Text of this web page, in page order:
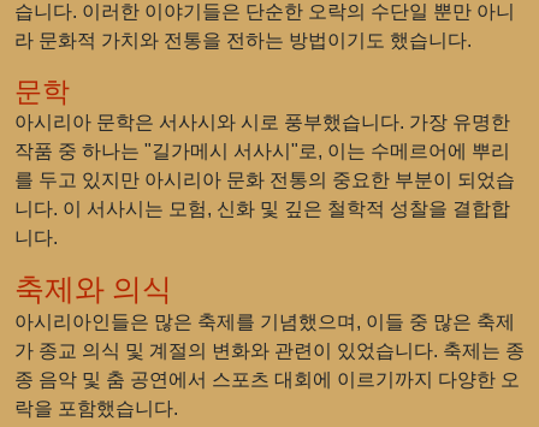
습니다. 이러한 이야기들은 단순한 오락의 수단일 뿐만 아니
라 문화적 가치와 전통을 전하는 방법이기도 했습니다.
문학
아시리아 문학은 서사시와 시로 풍부했습니다. 가장 유명한
작품 중 하나는 "길가메시 서사시"로, 이는 수메르어에 뿌리
를 두고 있지만 아시리아 문화 전통의 중요한 부분이 되었습
니다. 이 서사시는 모험, 신화 및 깊은 철학적 성찰을 결합합
니다.
축제와 의식
아시리아인들은 많은 축제를 기념했으며, 이들 중 많은 축제
가 종교 의식 및 계절의 변화와 관련이 있었습니다. 축제는 종
종 음악 및 춤 공연에서 스포츠 대회에 이르기까지 다양한 오
락을 포함했습니다.